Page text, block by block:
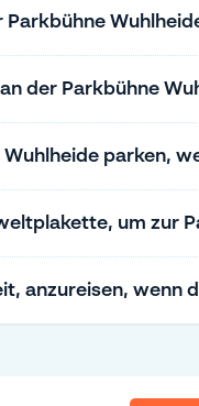
Parkbühne
der Parkbühne
parken,
um zur
anzureisen, wenn